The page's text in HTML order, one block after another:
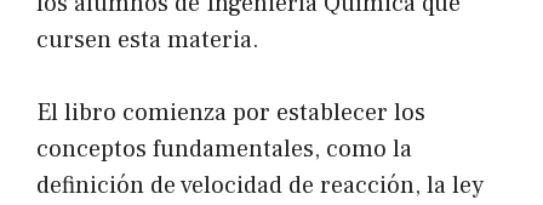
cursen esta materia.
El libro comienza por establecer los
conceptos fundamentales, como la
definición de velocidad de reacción, la ley